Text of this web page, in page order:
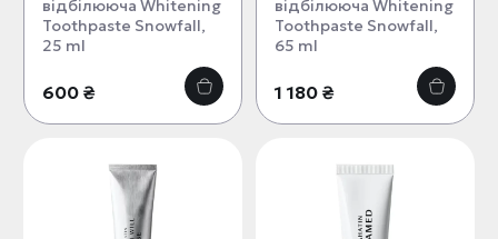
відбілююча Whitening
Toothpaste Snowfall,
25 ml
600 ₴
відбілююча Whitening
Toothpaste Snowfall,
65 ml
1 180 ₴